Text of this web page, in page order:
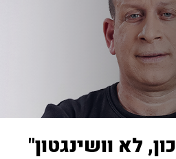
לא וושינגטון"